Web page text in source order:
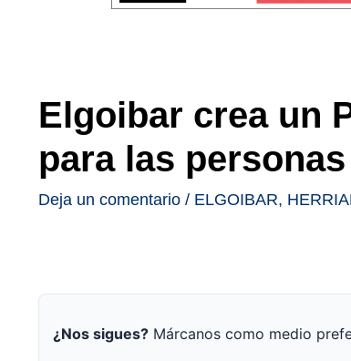
Elgoibar crea un
para las
Deja un comentario / ELGOIBAR,
¿Nos sigues? Márcanos como medio